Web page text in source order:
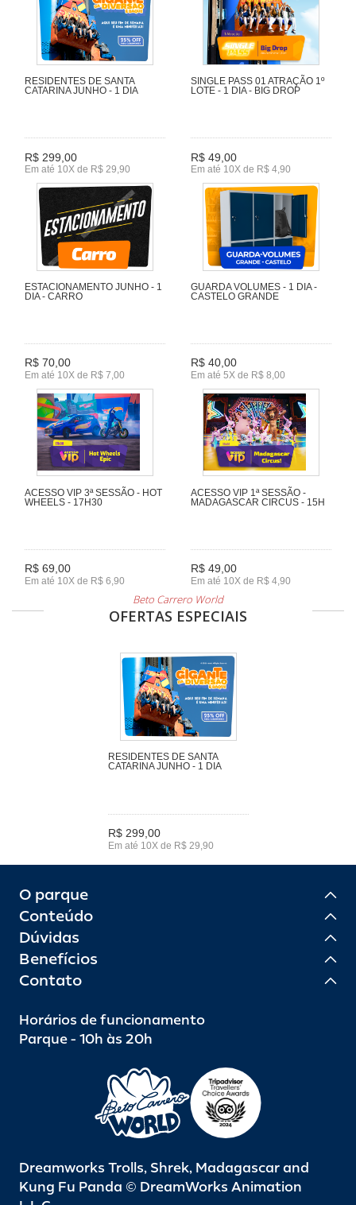
RESIDENTES DE SANTA
CATARINA JUNHO - 1 DIA
R$ 299,00
Em até 10X de R$ 29,90
SINGLE PASS 01 ATRAÇÃO 1º
LOTE - 1 DIA - BIG DROP
R$ 49,00
Em até 10X de R$ 4,90
ESTACIONAMENTO JUNHO - 1
DIA - CARRO
R$ 70,00
Em até 10X de R$ 7,00
GUARDA VOLUMES - 1 DIA -
CASTELO GRANDE
R$ 40,00
Em até 5X de R$ 8,00
ACESSO VIP 3ª SESSÃO - HOT
WHEELS - 17H30
R$ 69,00
Em até 10X de R$ 6,90
ACESSO VIP 1ª SESSÃO -
MADAGASCAR CIRCUS - 15H
R$ 49,00
Em até 10X de R$ 4,90
Beto Carrero World
OFERTAS ESPECIAIS
RESIDENTES DE SANTA
CATARINA JUNHO - 1 DIA
R$ 299,00
Em até 10X de R$ 29,90
O parque
Conteúdo
Dúvidas
Benefícios
Contato
Horários de funcionamento
Parque - 10h às 20h
Dreamworks Trolls, Shrek, Madagascar and
Kung Fu Panda © DreamWorks Animation